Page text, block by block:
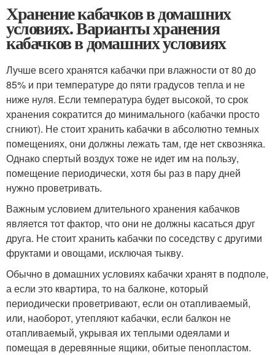
Хранение кабачков в домашних
условиях. Варианты хранения
кабачков в домашних условиях
Лучше всего хранятся кабачки при влажности от 80 до
85% и при температуре до пяти градусов тепла и не
ниже нуля. Если температура будет высокой, то срок
хранения сократится до минимального (кабачки просто
сгниют). Не стоит хранить кабачки в абсолютно темных
помещениях, они должны лежать там, где нет сквозняка.
Однако спертый воздух тоже не идет им на пользу,
помещение периодически, хотя бы раз в пару дней
нужно проветривать.
Важным условием длительного хранения кабачков
является тот фактор, что они не должны касаться друг
друга. Не стоит хранить кабачки по соседству с другими
фруктами и овощами, исключая тыкву.
Обычно в домашних условиях кабачки хранят в подполе,
а если это квартира, то на балконе, который
периодически проветривают, если он отапливаемый,
или, наоборот, утепляют кабачки, если балкон не
отапливаемый, укрывая их теплыми одеялами и
помещая в деревянные ящики, обитые пенопластом.